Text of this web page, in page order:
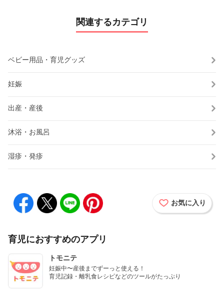
関連するカテゴリ
ベビー用品・育児グッズ
妊娠
出産・産後
沐浴・お風呂
湿疹・発疹
お気に入り
育児におすすめのアプリ
トモニテ
妊娠中〜産後までずーっと使える！
育児記録・離乳食レシピなどのツールがたっぷり